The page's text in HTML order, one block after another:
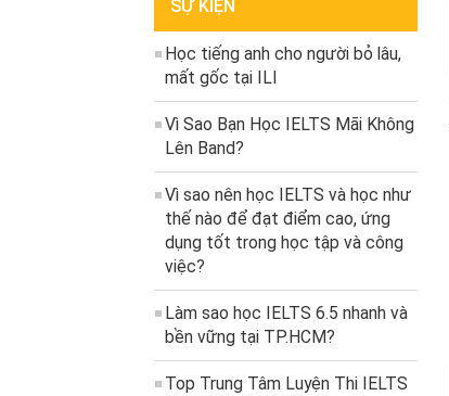
SỰ KIỆN
Học tiếng anh cho người bỏ lâu,
mất gốc tại ILI
Vì Sao Bạn Học IELTS Mãi Không
Lên Band?
Vì sao nên học IELTS và học như
thế nào để đạt điểm cao, ứng
dụng tốt trong học tập và công
việc?
Làm sao học IELTS 6.5 nhanh và
bền vững tại TP.HCM?
Top Trung Tâm Luyện Thi IELTS